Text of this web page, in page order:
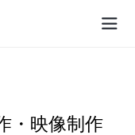
・映像制作